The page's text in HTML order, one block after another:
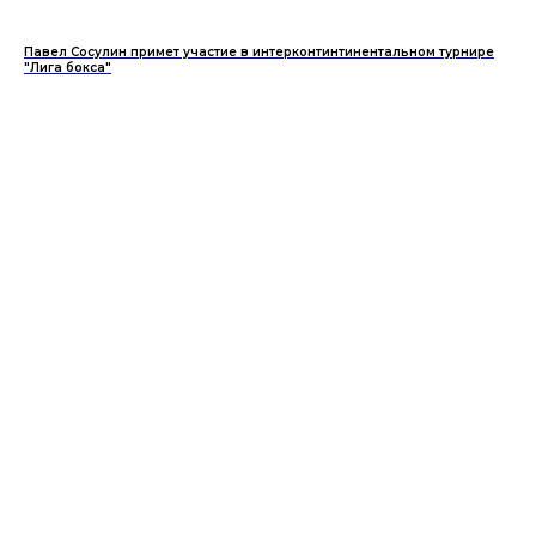
Павел Сосулин примет участие в интерконтинтинентальном турнире
"Лига бокса"